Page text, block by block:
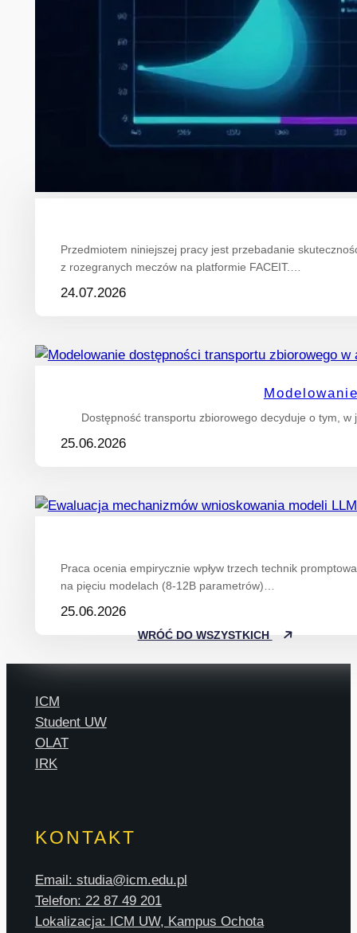
Przedmiotem niniejszej pracy jest przebadanie
z rozegranych meczów na platformie FACEIT.…
24.07.2026
Dostępność transportu zbiorowego decyduje o tym,
25.06.2026
Praca ocenia empirycznie wpływ trzech technik
na pięciu modelach (8-12B parametrów)…
25.06.2026
WRÓĆ DO WSZYSTKICH
ICM
Student UW
OLAT
IRK
KONTAKT
Email: studia@icm.edu.pl
Telefon: 22 87 49 201
Lokalizacja: ICM UW, Kampus Ochota